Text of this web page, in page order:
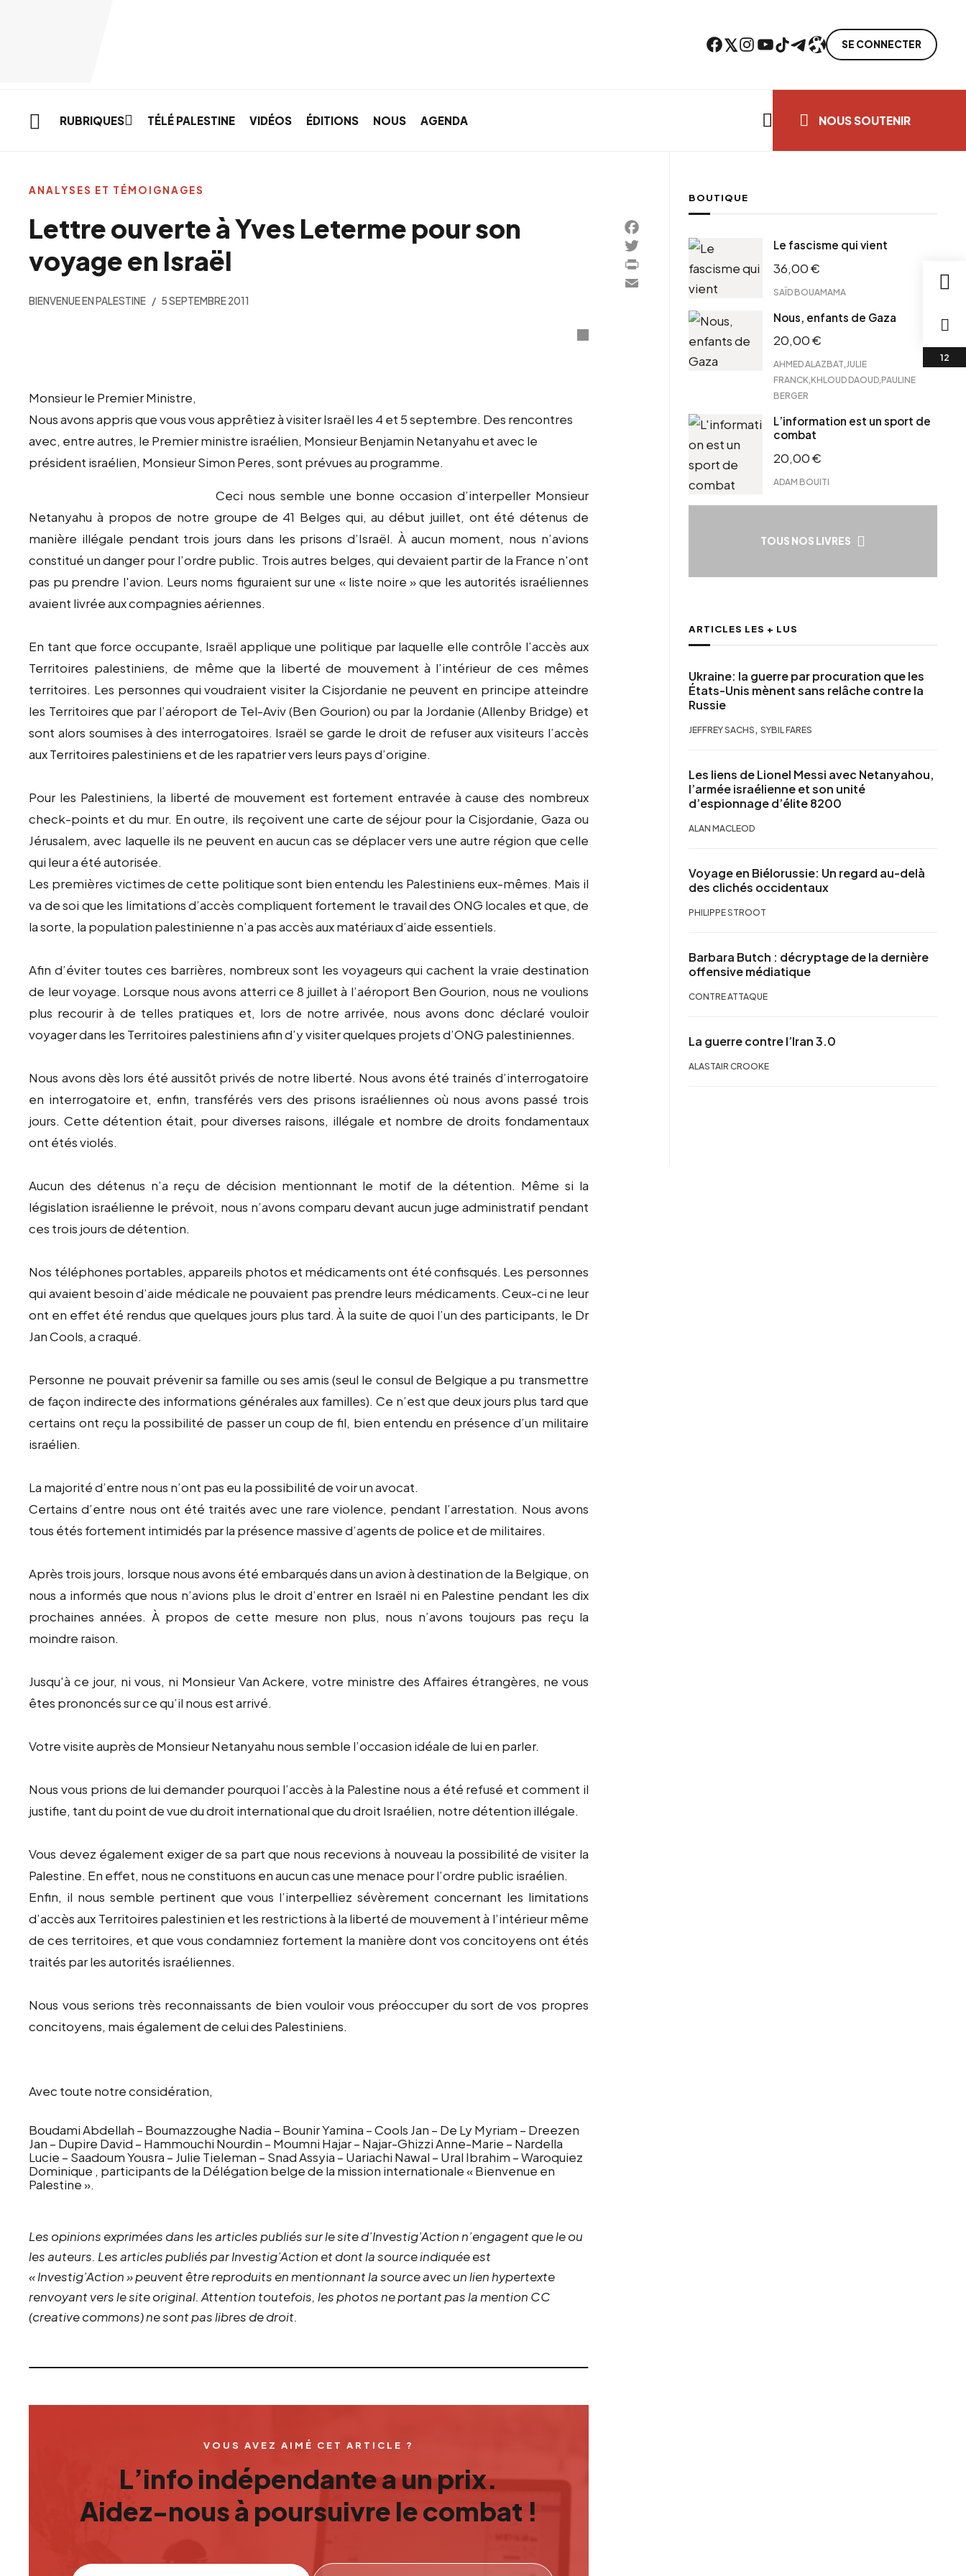
Facebook Twitter Instagram YouTube TikTok TelegramLien SE CONNECTER
RUBRIQUES TÉLÉ PALESTINE VIDÉOS ÉDITIONS NOUS AGENDA NOUS SOUTENIR
Lettre ouverte à Yves Leterme pour son
voyage en Israël
BIENVENUE EN PALESTINE 5 SEPTEMBRE 2011
Monsieur le Premier Ministre,
Nous avons appris que vous vous apprêtiez à visiter Israël les 4 et 5 septembre. Des rencontres
avec, entre autres, le Premier ministre israélien, Monsieur Benjamin Netanyahu et avec le
président israélien, Monsieur Simon Peres, sont prévues au programme.
Ceci nous semble une bonne occasion d’interpeller Monsieur
Netanyahu à propos de notre groupe de 41 Belges qui, au début juillet, ont été détenus de
manière illégale pendant trois jours dans les prisons d’Israël. À aucun moment, nous n’avions
constitué un danger pour l’ordre public. Trois autres belges, qui devaient partir de la France n'ont
pas pu prendre l'avion. Leurs noms figuraient sur une « liste noire » que les autorités israéliennes
avaient livrée aux compagnies aériennes.
En tant que force occupante, Israël applique une politique par laquelle elle contrôle l’accès aux
Territoires palestiniens, de même que la liberté de mouvement à l’intérieur de ces mêmes
territoires. Les personnes qui voudraient visiter la Cisjordanie ne peuvent en principe atteindre
les Territoires que par l’aéroport de Tel-Aviv (Ben Gourion) ou par la Jordanie (Allenby Bridge) et
sont alors soumises à des interrogatoires. Israël se garde le droit de refuser aux visiteurs l’accès
aux Territoires palestiniens et de les rapatrier vers leurs pays d’origine.
Pour les Palestiniens, la liberté de mouvement est fortement entravée à cause des nombreux
check-points et du mur. En outre, ils reçoivent une carte de séjour pour la Cisjordanie, Gaza ou
Jérusalem, avec laquelle ils ne peuvent en aucun cas se déplacer vers une autre région que celle
qui leur a été autorisée.
Les premières victimes de cette politique sont bien entendu les Palestiniens eux-mêmes. Mais il
va de soi que les limitations d’accès compliquent fortement le travail des ONG locales et que, de
la sorte, la population palestinienne n’a pas accès aux matériaux d’aide essentiels.
Afin d’éviter toutes ces barrières, nombreux sont les voyageurs qui cachent la vraie destination
de leur voyage. Lorsque nous avons atterri ce 8 juillet à l’aéroport Ben Gourion, nous ne voulions
plus recourir à de telles pratiques et, lors de notre arrivée, nous avons donc déclaré vouloir
voyager dans les Territoires palestiniens afin d’y visiter quelques projets d’ONG palestiniennes.
Nous avons dès lors été aussitôt privés de notre liberté. Nous avons été trainés d’interrogatoire
en interrogatoire et, enfin, transférés vers des prisons israéliennes où nous avons passé trois
jours. Cette détention était, pour diverses raisons, illégale et nombre de droits fondamentaux
ont étés violés.
Aucun des détenus n’a reçu de décision mentionnant le motif de la détention. Même si la
législation israélienne le prévoit, nous n’avons comparu devant aucun juge administratif pendant
ces trois jours de détention.
Nos téléphones portables, appareils photos et médicaments ont été confisqués. Les personnes
qui avaient besoin d’aide médicale ne pouvaient pas prendre leurs médicaments. Ceux-ci ne leur
ont en effet été rendus que quelques jours plus tard. À la suite de quoi l’un des participants, le Dr
Jan Cools, a craqué.
Personne ne pouvait prévenir sa famille ou ses amis (seul le consul de Belgique a pu transmettre
de façon indirecte des informations générales aux familles). Ce n’est que deux jours plus tard que
certains ont reçu la possibilité de passer un coup de fil, bien entendu en présence d’un militaire
israélien.
La majorité d’entre nous n’ont pas eu la possibilité de voir un avocat.
Certains d’entre nous ont été traités avec une rare violence, pendant l’arrestation. Nous avons
tous étés fortement intimidés par la présence massive d’agents de police et de militaires.
Après trois jours, lorsque nous avons été embarqués dans un avion à destination de la Belgique, on
nous a informés que nous n’avions plus le droit d’entrer en Israël ni en Palestine pendant les dix
prochaines années. À propos de cette mesure non plus, nous n’avons toujours pas reçu la
moindre raison.
Jusqu'à ce jour, ni vous, ni Monsieur Van Ackere, votre ministre des Affaires étrangères, ne vous
êtes prononcés sur ce qu’il nous est arrivé.
Votre visite auprès de Monsieur Netanyahu nous semble l’occasion idéale de lui en parler.
Nous vous prions de lui demander pourquoi l’accès à la Palestine nous a été refusé et comment il
justifie, tant du point de vue du droit international que du droit Israélien, notre détention illégale.
Vous devez également exiger de sa part que nous recevions à nouveau la possibilité de visiter la
Palestine. En effet, nous ne constituons en aucun cas une menace pour l’ordre public israélien.
Enfin, il nous semble pertinent que vous l’interpelliez sévèrement concernant les limitations
d’accès aux Territoires palestinien et les restrictions à la liberté de mouvement à l’intérieur même
de ces territoires, et que vous condamniez fortement la manière dont vos concitoyens ont étés
traités par les autorités israéliennes.
Nous vous serions très reconnaissants de bien vouloir vous préoccuper du sort de vos propres
concitoyens, mais également de celui des Palestiniens.
Avec toute notre considération,
Boudami Abdellah – Boumazzoughe Nadia – Bounir Yamina – Cools Jan – De Ly Myriam – Dreezen
Jan – Dupire David – Hammouchi Nourdin – Moumni Hajar – Najar-Ghizzi Anne-Marie – Nardella
Lucie – Saadoum Yousra – Julie Tieleman – Snad Assyia – Uariachi Nawal – Ural Ibrahim – Waroquiez
Dominique , participants de la Délégation belge de la mission internationale « Bienvenue en
Palestine ».
ANALYSES ET TÉMOIGNAGES
Les opinions exprimées dans les articles publiés sur le site d’Investig’Action n’engagent que le ou
les auteurs. Les articles publiés par Investig’Action et dont la source indiquée est
« Investig’Action » peuvent être reproduits en mentionnant la source avec un lien hypertexte
renvoyant vers le site original. Attention toutefois, les photos ne portant pas la mention CC
(creative commons) ne sont pas libres de droit.
VOUS AVEZ AIMÉ CET ARTICLE ?
L’info indépendante a un prix.
Aidez-nous à poursuivre le combat !
Facebook
Twitter
PrintFriendly
Email
BOUTIQUE
Le fascisme qui vient
36,00€
SAÏD BOUAMAMA
Nous, enfants de Gaza
20,00€
AHMED ALAZBAT JULIE
FRANCK KHLOUD DAOUD PAULINE
BERGER
L’information est un sport de
combat
20,00€
ADAM BOUITI
TOUS NOS LIVRES
ARTICLES LES + LUS
Ukraine: la guerre par procuration que les
États-Unis mènent sans relâche contre la
Russie
JEFFREY SACHS , SYBIL FARES
Les liens de Lionel Messi avec Netanyahou,
l’armée israélienne et son unité
d’espionnage d’élite 8200
ALAN MACLEOD
Voyage en Biélorussie: Un regard au-delà
des clichés occidentaux
PHILIPPE STROOT
Barbara Butch : décryptage de la dernière
offensive médiatique
CONTRE ATTAQUE
La guerre contre l’Iran 3.0
ALASTAIR CROOKE